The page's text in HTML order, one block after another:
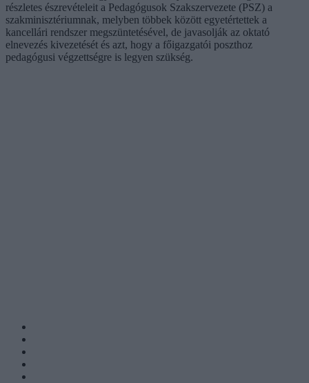
részletes észrevételeit a Pedagógusok Szakszervezete (PSZ) a
szakminisztériumnak, melyben többek között egyetértettek a
kancellári rendszer megszüntetésével, de javasolják az oktató
elnevezés kivezetését és azt, hogy a főigazgatói poszthoz
pedagógusi végzettségre is legyen szükség.